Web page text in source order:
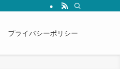
プライバシーポリシー